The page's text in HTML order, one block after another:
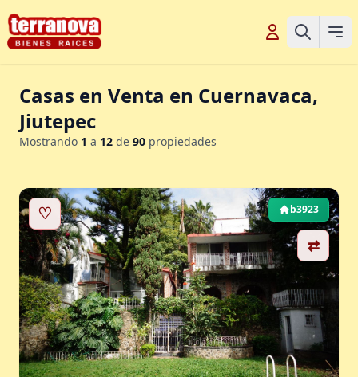
Casas en Venta en Cuernavaca,
Jiutepec
Mostrando 1 a 12 de 90 propiedades
♡
⇄
b3923